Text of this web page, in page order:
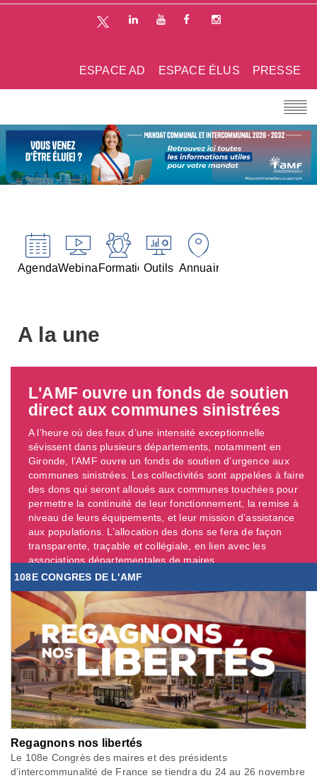
PRESSE
ESPACE ÉLUS
ESPACE AD
AgendaWebinairesFormationsOutils Annuaires
A la une
L'AMF ouvre un fonds de soutien
direct aux communes sinistrées
A l’heure où des feux d’une intensité exceptionnelle
sévissent dans plusieurs départements, notamment en
Gironde, l’AMF ouvre un fonds de soutien d’urgence aux
communes sinistrées. Les collectivités sont appelées à faire
des dons qui seront alloués aux communes touchées pour
permettre la continuité de leur fonctionnement, la remise à
niveau de leurs équipements, et leur mission d’assistance
aux populations. L’allocation des dons se fera de façon
transparente, traçable et collégiale, en lien avec les
associations départementales de maires. ...
108E CONGRES DE L'AMF
Regagnons nos libertés
Le 108e Congrès des maires et des présidents
d’intercommunalité de France se tiendra du 24 au 26 novembre